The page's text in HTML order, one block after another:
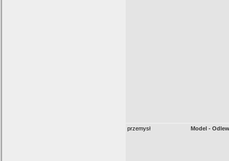
przemysł Model - Odlew